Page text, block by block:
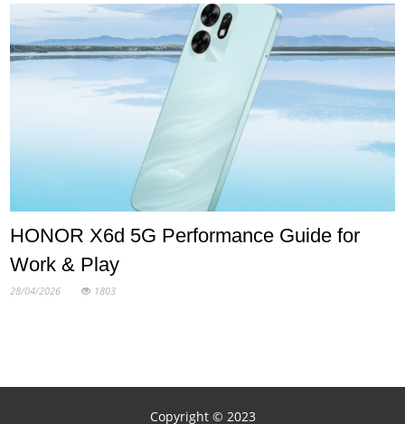
HONOR X6d 5G Performance Guide for
Work & Play
28/04/2026 1803
Copyright © 2023